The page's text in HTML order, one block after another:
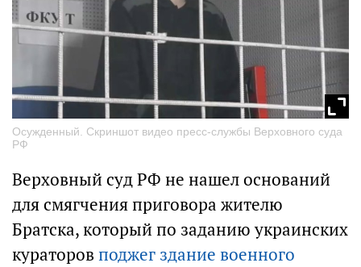
Осужденный. Скриншот видео пресс-службы Верховного суда
РФ
Верховный суд РФ не нашел оснований
для смягчения приговора жителю
Братска, который по заданию украинских
кураторов поджег здание военного